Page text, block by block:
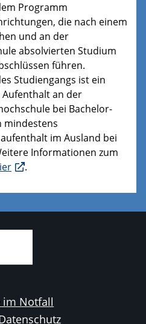
Programm
die nach einem
und an der
absolvierten Studium
führen.
Studiengangs ist ein
an der
bei Bachelor-
mindestens
im Ausland bei
Informationen zum
.
im Notfall